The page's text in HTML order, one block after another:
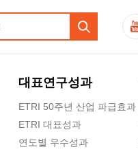
대표연구성과
ETRI 50주년 산업 파급효과
ETRI 대표성과
연도별 우수성과